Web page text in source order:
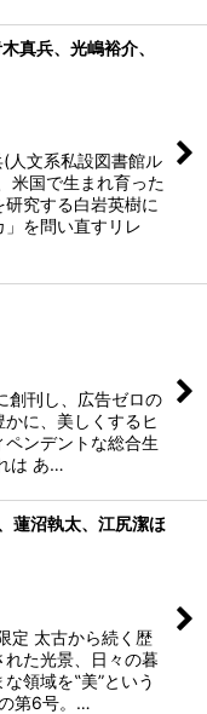
真兵、光嶋裕介、
文系私設図書館ル
米国で生まれ育った
究する白岩英樹に
を問い直すリレ
刊し、広告ゼロの
に、美しくするヒ
ンデントな総合生
は あ…
蓮沼執太、江尻潔ほ
太古から続く歴
た光景、日々の暮
領域を‟美”という
第6号。…